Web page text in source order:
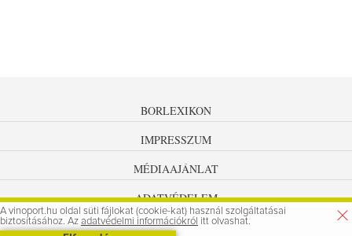
BORLEXIKON
IMPRESSZUM
MÉDIAAJÁNLAT
ADATVÉDELEM
A vinoport.hu oldal süti fájlokat (cookie-kat) használ szolgáltatásai
biztosításához. Az adatvédelmi információkról itt olvashat.